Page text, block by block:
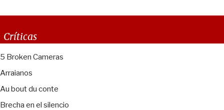
Críticas
5 Broken Cameras
Arraianos
Au bout du conte
Brecha en el silencio